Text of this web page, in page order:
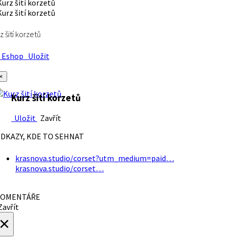
šití korzetů
Uložit
Kurz šití korzetů
Uložit Zavřít
KDE TO SEHNAT
krasnova.studio/corset?utm_medium=paid…
krasnova.studio/corset…